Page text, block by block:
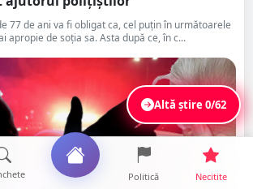
77 de ani va fi obligat ca, cel puțin în următoarele
apropie de soția sa. Asta după ce, în c...
Altă știre0/62
Politică Necitite